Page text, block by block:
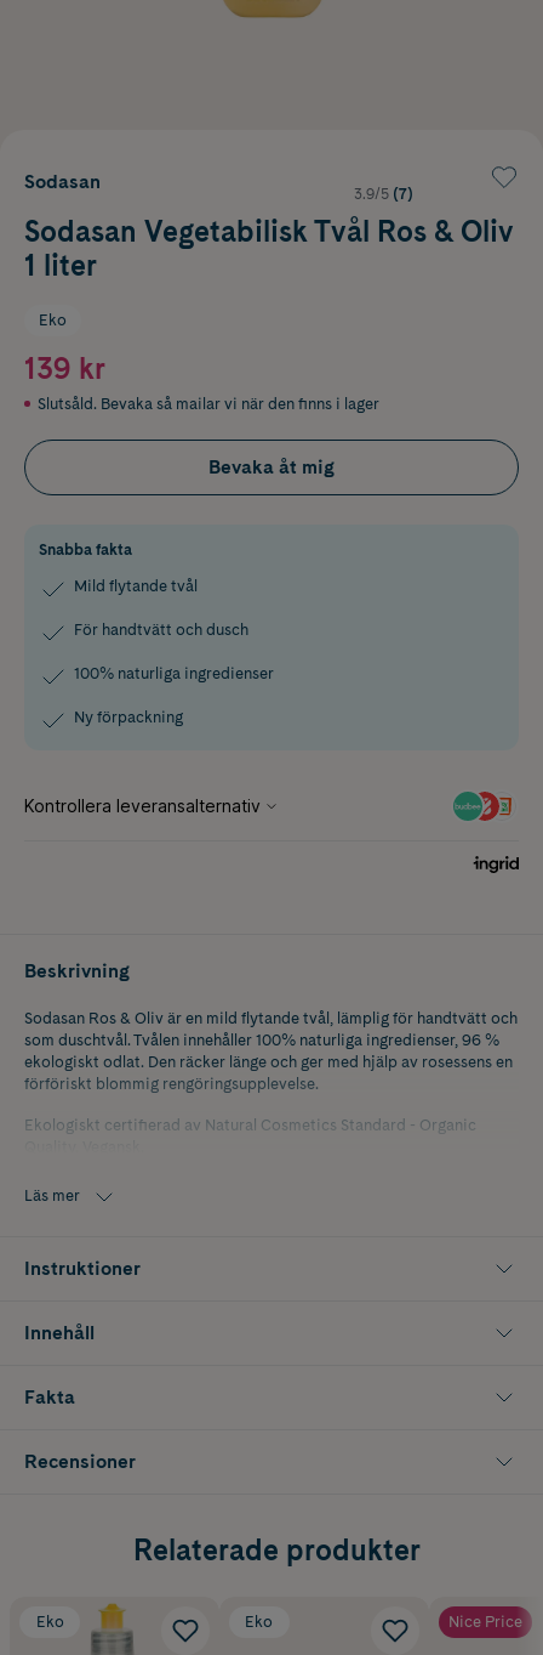
Sodasan
3.9/5 (7)
Sodasan Vegetabilisk Tvål Ros & Oliv
1 liter
Eko
139 kr
Slutsåld. Bevaka så mailar vi när den finns i lager
Bevaka åt mig
Snabba fakta
Mild flytande tvål
För handtvätt och dusch
100% naturliga ingredienser
Ny förpackning
Beskrivning
Sodasan Ros & Oliv är en mild flytande tvål, lämplig för handtvätt och
som duschtvål. Tvålen innehåller 100% naturliga ingredienser, 96 %
ekologiskt odlat. Den räcker länge och ger med hjälp av rosessens en
förföriskt blommig rengöringsupplevelse.
Ekologiskt certifierad av Natural Cosmetics Standard - Organic
Läs mer
Instruktioner
Innehåll
Fakta
Recensioner
Relaterade produkter
Eko Eko Nice Price